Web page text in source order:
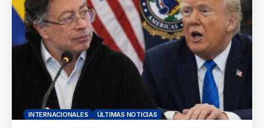
INTERNACIONALES ÚLTIMAS NOTICIAS